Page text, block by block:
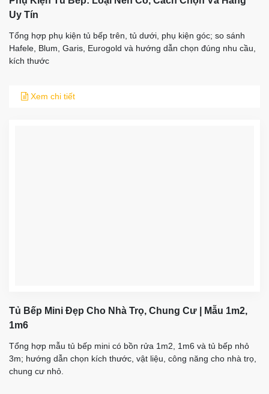
Uy Tín
Tổng hợp phụ kiện tủ bếp trên, tủ dưới, phụ kiện góc; so sánh
Hafele, Blum, Garis, Eurogold và hướng dẫn chọn đúng nhu cầu,
kích thước
Xem chi tiết
Tủ Bếp Mini Đẹp Cho Nhà Trọ, Chung Cư | Mẫu 1m2,
1m6
Tổng hợp mẫu tủ bếp mini có bồn rửa 1m2, 1m6 và tủ bếp nhỏ
3m; hướng dẫn chọn kích thước, vật liệu, công năng cho nhà trọ,
chung cư nhỏ.